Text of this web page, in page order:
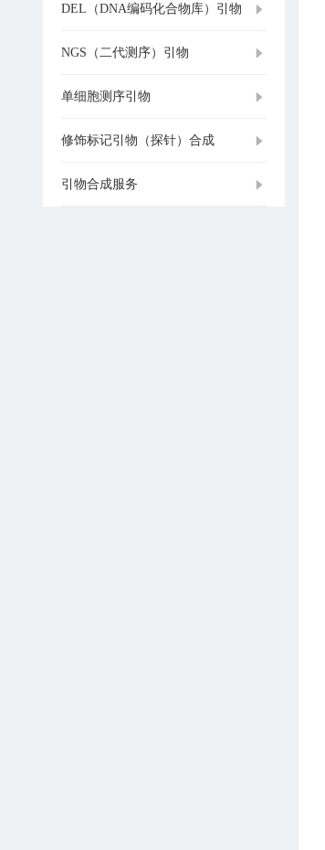
DEL（DNA编码化合物库）引物
NGS（二代测序）引物
单细胞测序引物
修饰标记引物（探针）合成
引物合成服务